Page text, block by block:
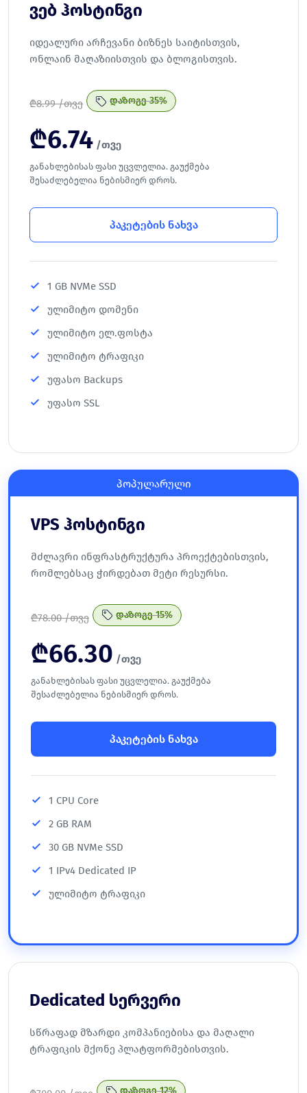
ვებ ჰოსტინგი
იდეალური არჩევანი ბიზნეს საიტისთვის,
ონლაინ მაღაზიისთვის და ბლოგისთვის.
₾8.99 /თვე დაზოგე 35%
₾6.74 /თვე
განახლებისას ფასი უცვლელია. გაუქმება
შესაძლებელია ნებისმიერ დროს.
პაკეტების ნახვა
1 GB NVMe SSD
ულიმიტო დომენი
ულიმიტო ელ.ფოსტა
ულიმიტო ტრაფიკი
უფასო Backups
უფასო SSL
პოპულარული
VPS ჰოსტინგი
მძლავრი ინფრასტრუქტურა პროექტებისთვის,
რომლებსაც ჭირდებათ მეტი რესურსი.
₾78.00 /თვე დაზოგე 15%
₾66.30 /თვე
განახლებისას ფასი უცვლელია. გაუქმება
შესაძლებელია ნებისმიერ დროს.
პაკეტების ნახვა
1 CPU Core
2 GB RAM
30 GB NVMe SSD
1 IPv4 Dedicated IP
ულიმიტო ტრაფიკი
Dedicated სერვერი
სწრაფად მზარდი კომპანიებისა და მაღალი
ტრაფიკის მქონე პლატფორმებისთვის.